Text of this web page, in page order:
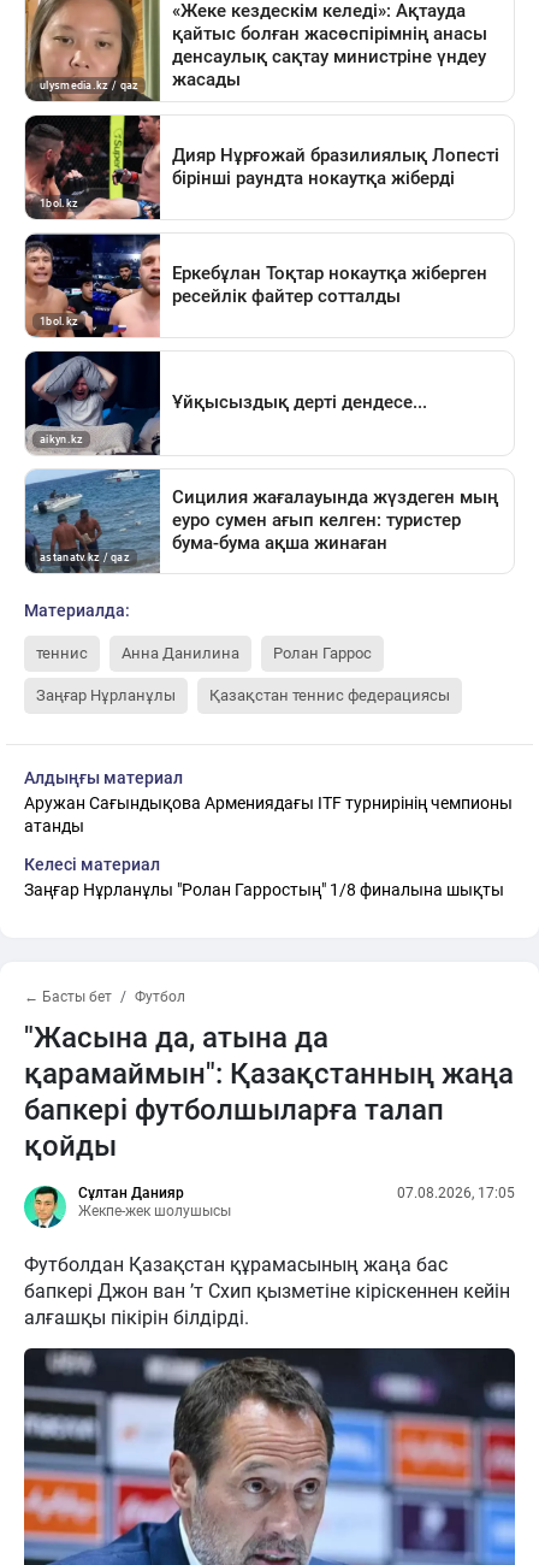
Материалда:
теннис Анна Данилина Ролан Гаррос
Заңғар Нұрланұлы Қазақстан теннис федерациясы
Алдыңғы материал
Аружан Сағындықова Армениядағы ITF турнирінің чемпионы
атанды
Келесі материал
Заңғар Нұрланұлы "Ролан Гарростың" 1/8 финалына шықты
← Басты бет Футбол
"Жасына да, атына да
қарамаймын": Қазақстанның жаңа
бапкері футболшыларға талап
қойды
Сұлтан Данияр
Жекпе-жек шолушысы
07.08.2026, 17:05
Футболдан Қазақстан құрамасының жаңа бас
бапкері Джон ван ’т Схип қызметіне кіріскеннен кейін
алғашқы пікірін білдірді.